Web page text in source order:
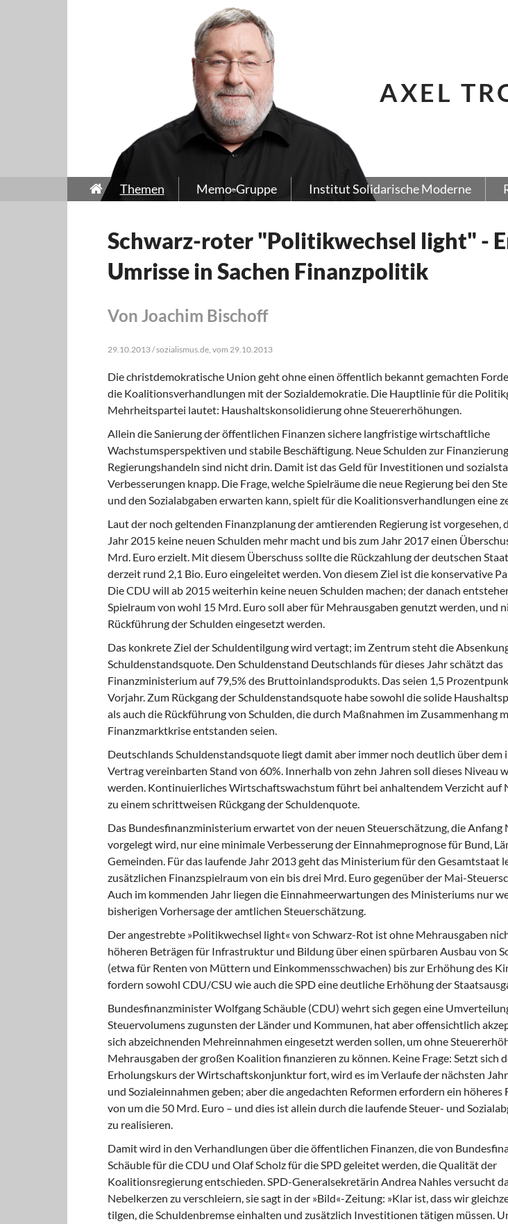
AXEL
Themen Memo-Gruppe Institut Solidarische Moderne
Schwarz-roter "Politikwechsel light" -
Umrisse in Sachen Finanzpolitik
Von Joachim Bischoff
29.10.2013 / sozialismus.de, vom 29.10.2013
Die christdemokratische Union geht ohne einen öffentlich bekannt gemachten
die Koalitionsverhandlungen mit der Sozialdemokratie. Die Hauptlinie für die
Mehrheitspartei lautet: Haushaltskonsolidierung ohne Steuererhöhungen.
Allein die Sanierung der öffentlichen Finanzen sichere langfristige wirtschaftliche
Wachstumsperspektiven und stabile Beschäftigung. Neue Schulden zur
Regierungshandeln sind nicht drin. Damit ist das Geld für Investitionen und
Verbesserungen knapp. Die Frage, welche Spielräume die neue Regierung bei den
und den Sozialabgaben erwarten kann, spielt für die Koalitionsverhandlungen eine
Laut der noch geltenden Finanzplanungder amtierenden Regierung ist vorgesehen,
Jahr 2015 keine neuen Schulden mehr macht und bis zum Jahr 2017 einen
Mrd. Euro erzielt. Mit diesem Überschuss sollte die Rückzahlung der deutschen
derzeit rund 2,1 Bio. Euro eingeleitet werden. Von diesem Ziel ist die konservative
Die CDU will ab 2015 weiterhin keine neuen Schulden machen; der danach
Spielraum von wohl 15 Mrd. Euro soll aber für Mehrausgaben genutzt werden, und
Rückführung der Schulden eingesetzt werden.
Das konkrete Ziel der Schuldentilgungwird vertagt; im Zentrum steht die
Schuldenstandsquote. Den Schuldenstand Deutschlands für dieses Jahr schätzt das
Finanzministerium auf 79,5% des Bruttoinlandsprodukts. Das seien 1,5
Vorjahr. Zum Rückgang der Schuldenstandsquote habe sowohl die solide
als auch die Rückführung von Schulden, die durch Maßnahmen im Zusammenhang
Finanzmarktkrise entstanden seien.
Deutschlands Schuldenstandsquote liegtdamit aber immer noch deutlich über dem
Vertrag vereinbarten Stand von 60%. Innerhalb von zehn Jahren soll dieses Niveau
werden. Kontinuierliches Wirtschaftswachstum führt bei anhaltendem Verzicht auf
zu einem schrittweisen Rückgang der Schuldenquote.
Das Bundesfinanzministerium erwartetvon der neuen Steuerschätzung, die Anfang
vorgelegt wird, nur eine minimale Verbesserung der Einnahmeprognose für Bund,
Gemeinden. Für das laufende Jahr 2013 geht das Ministerium für den Gesamtstaat
zusätzlichen Finanzspielraum von ein bis drei Mrd. Euro gegenüber der Mai-
Auch im kommenden Jahr liegen die Einnahmeerwartungen des Ministeriums nur
bisherigen Vorhersage der amtlichen Steuerschätzung.
Der angestrebte »Politikwechsel light« von Schwarz-Rot ist ohne Mehrausgaben
höheren Beträgen für Infrastruktur und Bildung über einen spürbaren Ausbau von
(etwa für Renten von Müttern und Einkommensschwachen) bis zur Erhöhung des
fordern sowohl CDU/CSU wie auch die SPD eine deutliche Erhöhung der
Bundesfinanzminister Wolfgang Schäuble (CDU) wehrt sich gegen eine
Steuervolumens zugunsten der Länder und Kommunen, hat aber offensichtlich
sich abzeichnenden Mehreinnahmen eingesetzt werden sollen, um ohne
Mehrausgaben der großen Koalition finanzieren zu können. Keine Frage: Setzt sich
Erholungskurs der Wirtschaftskonjunktur fort, wird es im Verlaufe der nächsten
und Sozialeinnahmen geben; aber die angedachten Reformen erfordern ein höheres
von um die 50 Mrd. Euro – und dies ist allein durch die laufende Steuer- und
zu realisieren.
Damit wird in den Verhandlungen über die öffentlichen Finanzen, die von
Schäuble für die CDU und Olaf Scholz für die SPD geleitet werden, die Qualität der
Koalitionsregierung entschieden. SPD-Generalsekretärin Andrea Nahles versucht
Nebelkerzen zu verschleiern, sie sagt in der »Bild«-Zeitung: »Klar ist, dass wir
tilgen, die Schuldenbremse einhalten und zusätzlich Investitionen tätigen müssen.